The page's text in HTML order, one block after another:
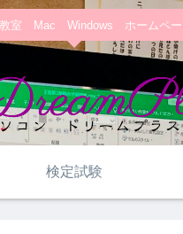
Mac Windows ホームページ
検定試験